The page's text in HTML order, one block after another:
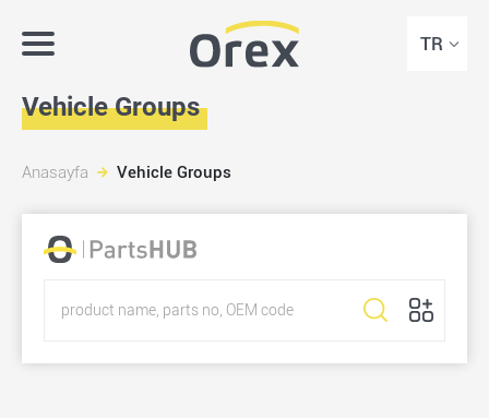
TR
Vehicle Groups
Anasayfa Vehicle Groups